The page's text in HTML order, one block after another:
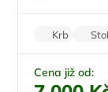
Krb
Cena již od: